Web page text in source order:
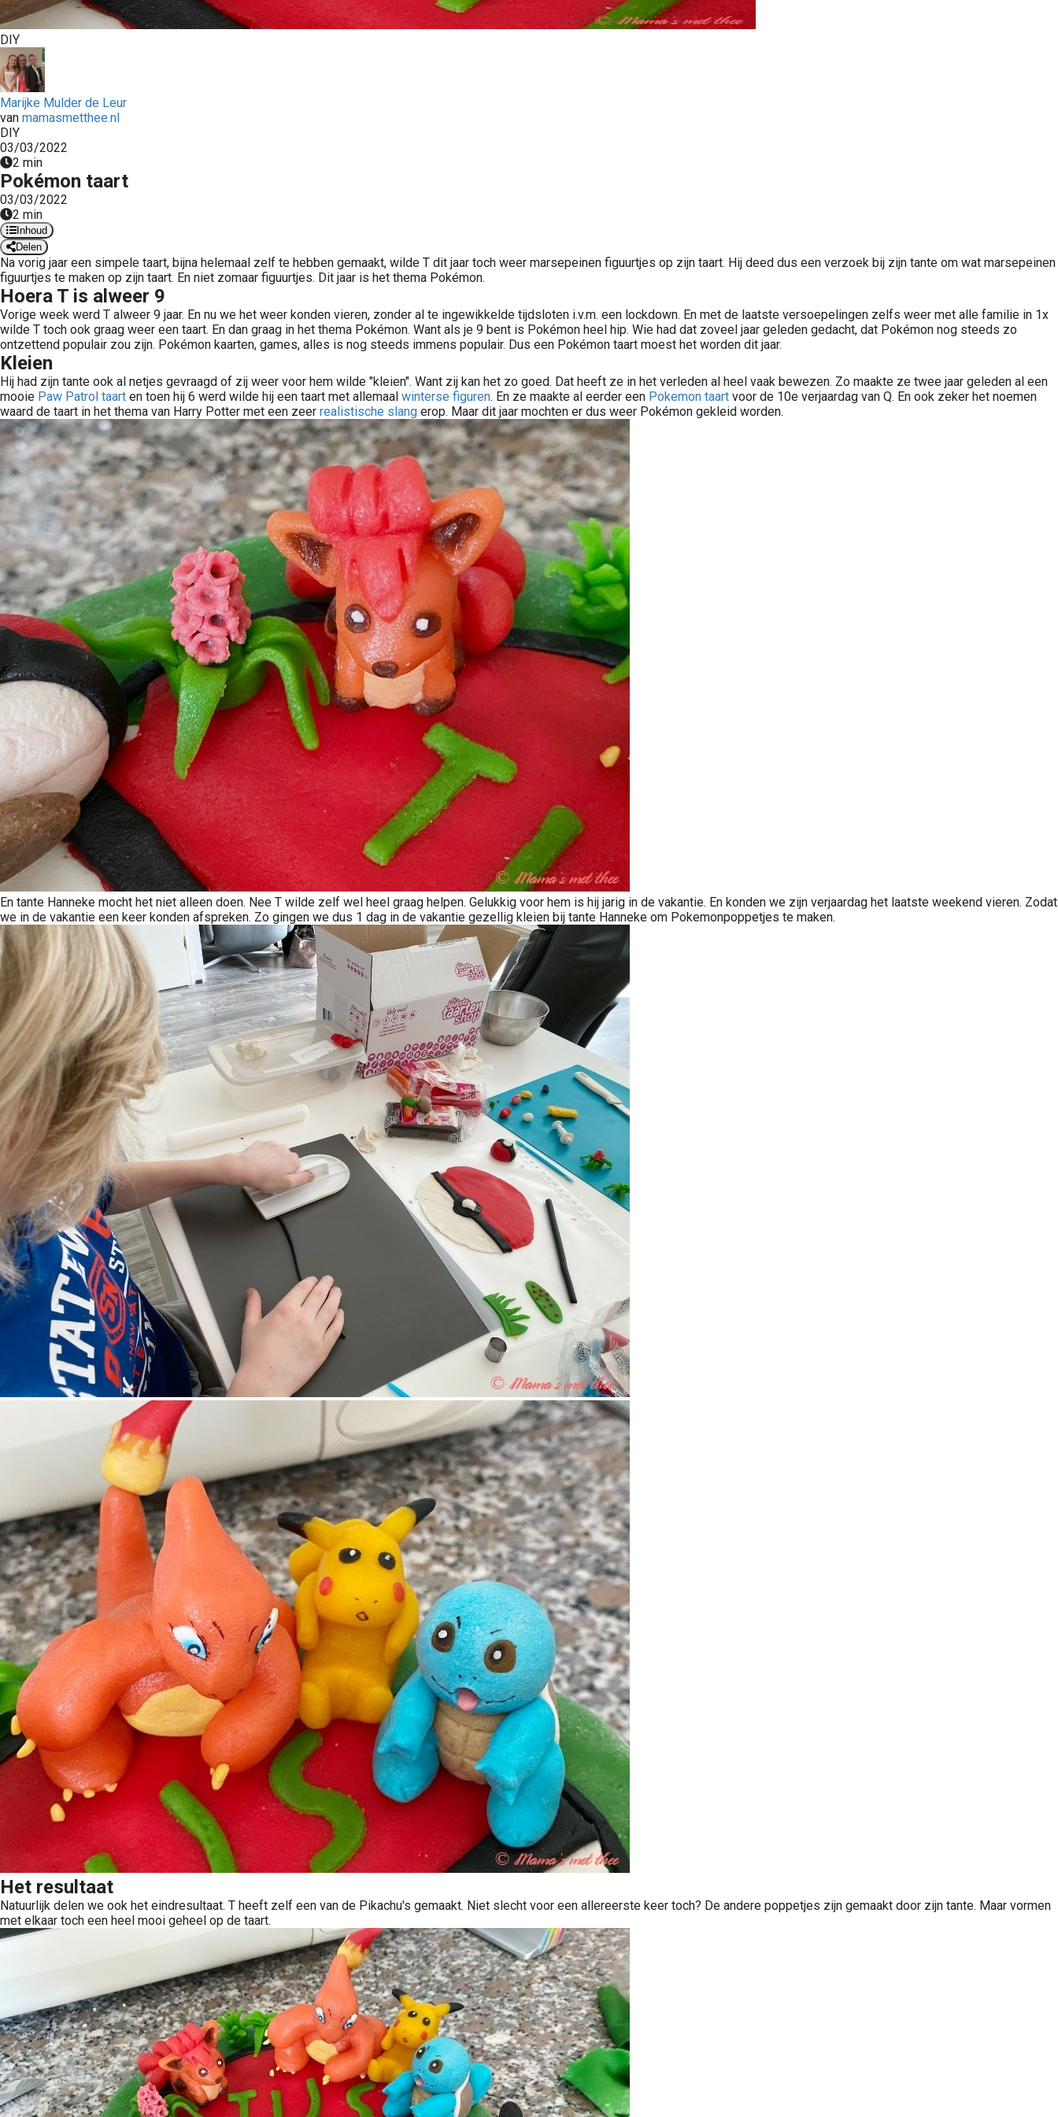
DIY
Marijke Mulder de Leur
van mamasmetthee.nl
DIY
03/03/2022
2 min
Pokémon taart
03/03/2022
2 min
Inhoud
Delen
Na vorig jaar een simpele taart, bijna helemaal zelf te hebben gemaakt, wilde T dit jaar toch weer marsepeinen figuurtjes op zijn taart. Hij deed dus een verzoek bij zijn tante om wat marsepeinen
figuurtjes te maken op zijn taart. En niet zomaar figuurtjes. Dit jaar is het thema Pokémon.
Hoera T is alweer 9
Vorige week werd T alweer 9 jaar. En nu we het weer konden vieren, zonder al te ingewikkelde tijdsloten i.v.m. een lockdown. En met de laatste versoepelingen zelfs weer met alle familie in 1x
wilde T toch ook graag weer een taart. En dan graag in het thema Pokémon. Want als je 9 bent is Pokémon heel hip. Wie had dat zoveel jaar geleden gedacht, dat Pokémon nog steeds zo
ontzettend populair zou zijn. Pokémon kaarten, games, alles is nog steeds immens populair. Dus een Pokémon taart moest het worden dit jaar.
Kleien
Hij had zijn tante ook al netjes gevraagd of zij weer voor hem wilde "kleien". Want zij kan het zo goed. Dat heeft ze in het verleden al heel vaak bewezen. Zo maakte ze twee jaar geleden al een
mooie Paw Patrol taart en toen hij 6 werd wilde hij een taart met allemaal winterse figuren. En ze maakte al eerder een Pokemon taart voor de 10e verjaardag van Q. En ook zeker het noemen
waard de taart in het thema van Harry Potter met een zeer realistische slang erop. Maar dit jaar mochten er dus weer Pokémon gekleid worden.
En tante Hanneke mocht het niet alleen doen. Nee T wilde zelf wel heel graag helpen. Gelukkig voor hem is hij jarig in de vakantie. En konden we zijn verjaardag het laatste weekend vieren. Zodat
we in de vakantie een keer konden afspreken. Zo gingen we dus 1 dag in de vakantie gezellig kleien bij tante Hanneke om Pokemonpoppetjes te maken.
Het resultaat
Natuurlijk delen we ook het eindresultaat. T heeft zelf een van de Pikachu's gemaakt. Niet slecht voor een allereerste keer toch? De andere poppetjes zijn gemaakt door zijn tante. Maar vormen
met elkaar toch een heel mooi geheel op de taart.